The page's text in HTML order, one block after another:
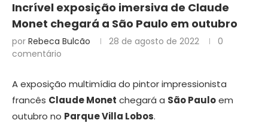
Incrível exposição imersiva de Claude
Monet chegará a São Paulo em outubro
por Rebeca Bulcão 28 de agosto de 2022
0
comentário
A exposição multimídia do pintor impressionista
francês Claude Monet chegará a São Pauloem
outubro no Parque Villa Lobos.